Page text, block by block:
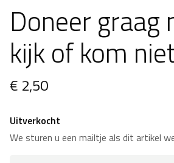
Doneer graag
kijk of kom
€ 2,50
Uitverkocht
We sturen u een mailtje als dit artikel